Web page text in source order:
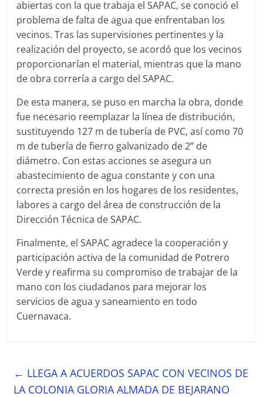
abiertas con la que trabaja el SAPAC, se conoció el
problema de falta de agua que enfrentaban los
vecinos. Tras las supervisiones pertinentes y la
realización del proyecto, se acordó que los vecinos
proporcionarían el material, mientras que la mano
de obra correría a cargo del SAPAC.
De esta manera, se puso en marcha la obra, donde
fue necesario reemplazar la línea de distribución,
sustituyendo 127 m de tubería de PVC, así como 70
m de tubería de fierro galvanizado de 2” de
diámetro. Con estas acciones se asegura un
abastecimiento de agua constante y con una
correcta presión en los hogares de los residentes,
labores a cargo del área de construcción de la
Dirección Técnica de SAPAC.
Finalmente, el SAPAC agradece la cooperación y
participación activa de la comunidad de Potrero
Verde y reafirma su compromiso de trabajar de la
mano con los ciudadanos para mejorar los
servicios de agua y saneamiento en todo
Cuernavaca.
← LLEGA A ACUERDOS SAPAC CON VECINOS DE
LA COLONIA GLORIA ALMADA DE BEJARANO